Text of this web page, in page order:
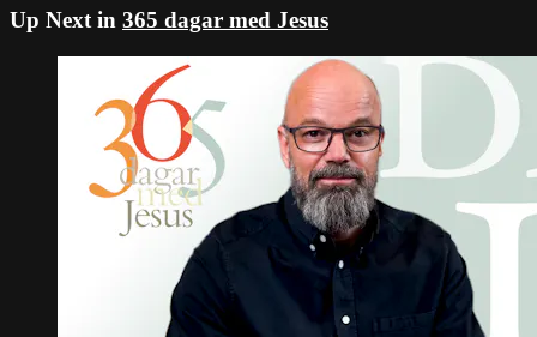
Up Next in 365 dagar med Jesus